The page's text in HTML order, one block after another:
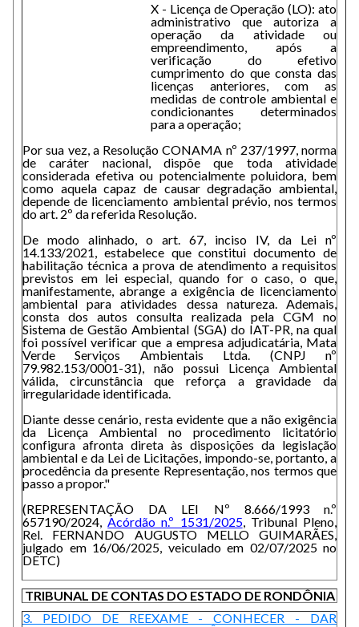
X - Licença de Operação (LO): ato
administrativo que autoriza a
operação da atividade ou
empreendimento, após a
verificação do efetivo
cumprimento do que consta das
licenças anteriores, com as
medidas de controle ambiental e
condicionantes determinados
para a operação;
Por sua vez, a Resolução CONAMA nº 237/1997, norma
de caráter nacional, dispõe que toda atividade
considerada efetiva ou potencialmente poluidora, bem
como aquela capaz de causar degradação ambiental,
depende de licenciamento ambiental prévio, nos termos
do art. 2º da referida Resolução.
De modo alinhado, o art. 67, inciso IV, da Lei nº
14.133/2021, estabelece que constitui documento de
habilitação técnica a prova de atendimento a requisitos
previstos em lei especial, quando for o caso, o que,
manifestamente, abrange a exigência de licenciamento
ambiental para atividades dessa natureza. Ademais,
consta dos autos consulta realizada pela CGM no
Sistema de Gestão Ambiental (SGA) do IAT-PR, na qual
foi possível verificar que a empresa adjudicatária, Mata
Verde Serviços Ambientais Ltda. (CNPJ nº
79.982.153/0001-31), não possui Licença Ambiental
válida, circunstância que reforça a gravidade da
irregularidade identificada.
Diante desse cenário, resta evidente que a não exigência
da Licença Ambiental no procedimento licitatório
configura afronta direta às disposições da legislação
ambiental e da Lei de Licitações, impondo-se, portanto, a
procedência da presente Representação, nos termos que
passo a propor."
(REPRESENTAÇÃO DA LEI Nº 8.666/1993 n.º
657190/2024,Acórdão n.º 1531/2025, Tribunal Pleno,
Rel. FERNANDO AUGUSTO MELLO GUIMARÃES,
julgado em 16/06/2025, veiculado em 02/07/2025 no
DETC)
TRIBUNAL DE CONTAS DO ESTADO DE RONDÔNIA
3. PEDIDO DE REEXAME - CONHECER - DAR